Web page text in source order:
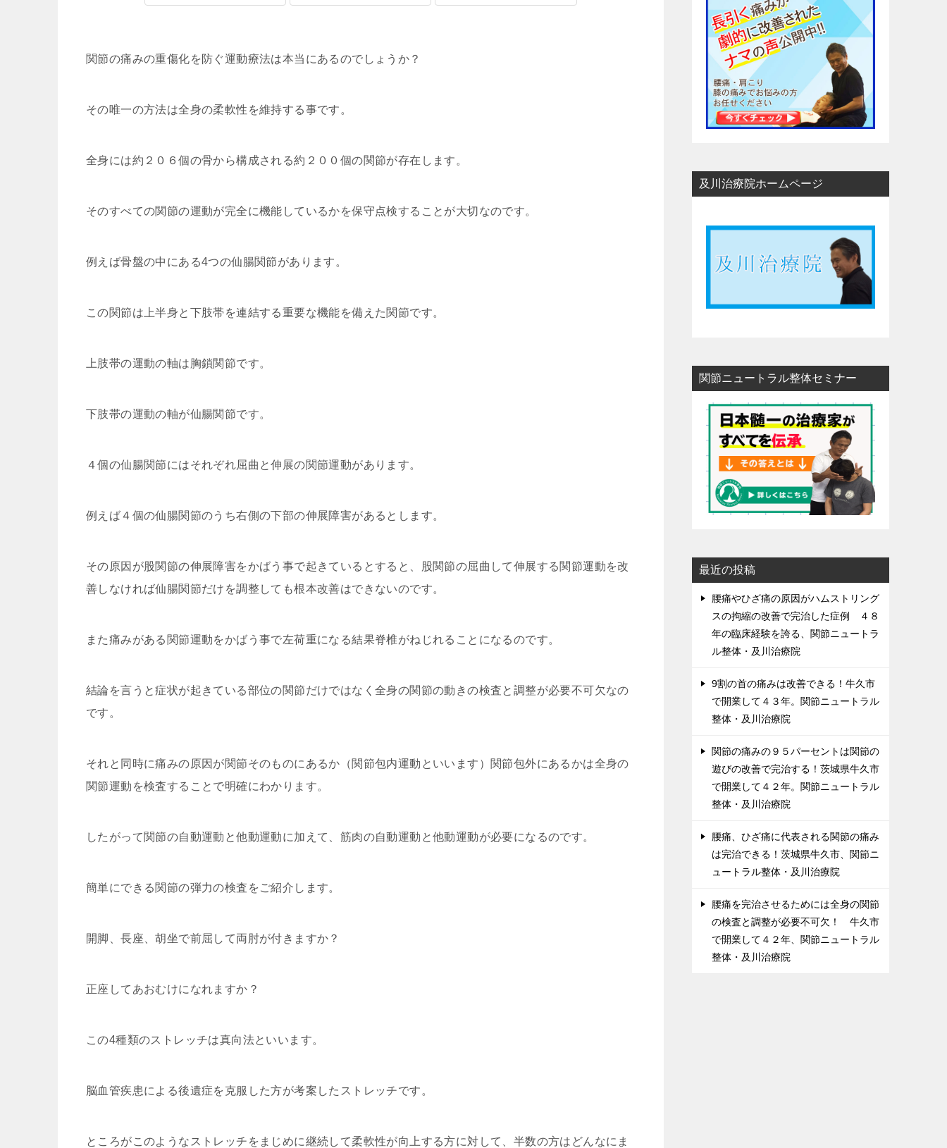
関節の痛みの重傷化を防ぐ運動療法は本当にあるのでしょうか？
その唯一の方法は全身の柔軟性を維持する事です。
全身には約２０６個の骨から構成される約２００個の関節が存在します。
そのすべての関節の運動が完全に機能しているかを保守点検することが大切なのです。
例えば骨盤の中にある4つの仙腸関節があります。
この関節は上半身と下肢帯を連結する重要な機能を備えた関節です。
上肢帯の運動の軸は胸鎖関節です。
下肢帯の運動の軸が仙腸関節です。
４個の仙腸関節にはそれぞれ屈曲と伸展の関節運動があります。
例えば４個の仙腸関節のうち右側の下部の伸展障害があるとします。
その原因が股関節の伸展障害をかばう事で起きているとすると、股関節の屈曲して伸展する関節運動を改
善しなければ仙腸関節だけを調整しても根本改善はできないのです。
また痛みがある関節運動をかばう事で左荷重になる結果脊椎がねじれることになるのです。
結論を言うと症状が起きている部位の関節だけではなく全身の関節の動きの検査と調整が必要不可欠なの
です。
それと同時に痛みの原因が関節そのものにあるか（関節包内運動といいます）関節包外にあるかは全身の
関節運動を検査することで明確にわかります。
したがって関節の自動運動と他動運動に加えて、筋肉の自動運動と他動運動が必要になるのです。
簡単にできる関節の弾力の検査をご紹介します。
開脚、長座、胡坐で前屈して両肘が付きますか？
正座してあおむけになれますか？
この4種類のストレッチは真向法といいます。
脳血管疾患による後遺症を克服した方が考案したストレッチです。
ところがこのようなストレッチをまじめに継続して柔軟性が向上する方に対して、半数の方はどんなにま
及川治療院ホームページ
関節ニュートラル整体セミナー
最近の投稿
腰痛やひざ痛の原因がハムストリング
スの拘縮の改善で完治した症例 ４８
年の臨床経験を誇る、関節ニュートラ
ル整体・及川治療院
9割の首の痛みは改善できる！牛久市
で開業して４３年。関節ニュートラル
整体・及川治療院
関節の痛みの９５パーセントは関節の
遊びの改善で完治する！茨城県牛久市
で開業して４２年。関節ニュートラル
整体・及川治療院
腰痛、ひざ痛に代表される関節の痛み
は完治できる！茨城県牛久市、関節ニ
ュートラル整体・及川治療院
腰痛を完治させるためには全身の関節
の検査と調整が必要不可欠！ 牛久市
で開業して４２年、関節ニュートラル
整体・及川治療院